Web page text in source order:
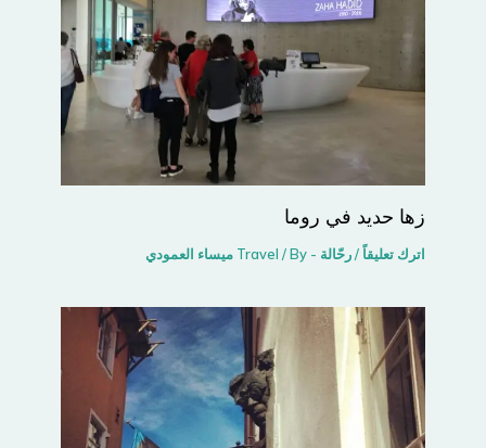
زها حديد في روما
اترك تعليقاً /رحّالة - Travel/ By ميساء العمودي